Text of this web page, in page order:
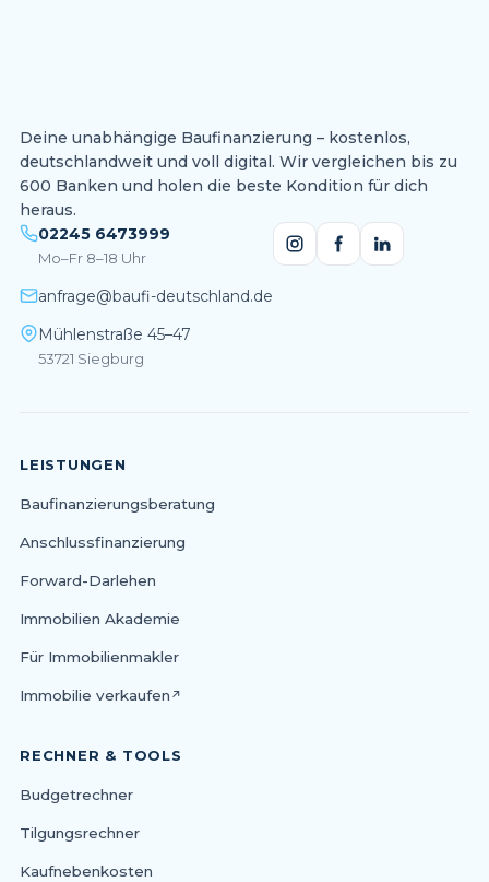
Deine unabhängige Baufinanzierung – kostenlos,
deutschlandweit und voll digital. Wir vergleichen bis zu
600 Banken und holen die beste Kondition für dich
heraus.
02245 6473999
Mo–Fr 8–18 Uhr
anfrage@baufi-deutschland.de
Mühlenstraße 45–47
53721 Siegburg
LEISTUNGEN
Baufinanzierungsberatung
Anschlussfinanzierung
Forward-Darlehen
Immobilien Akademie
Für Immobilienmakler
Immobilie verkaufen ↗
RECHNER & TOOLS
Budgetrechner
Tilgungsrechner
Kaufnebenkosten